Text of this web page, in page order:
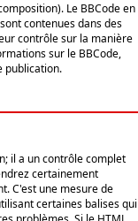
Le BBCode en
contenues dans des
contrôle sur la manière
sur le BBCode,
publication.
il a un contrôle complet
certainement
C'est une mesure de
certaines balises qui